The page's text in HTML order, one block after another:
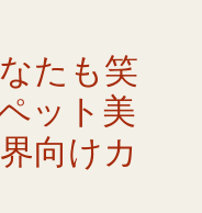
たも笑
ット美
向けカ